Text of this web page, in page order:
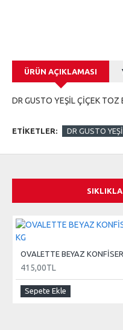
ÜRÜN AÇIKLAMASI
DR GUSTO YEŞİL ÇİÇEK TOZ
ETIKETLER: DR GUSTO
OVALETTE BEYAZ
415,00TL
Sepete Ekle